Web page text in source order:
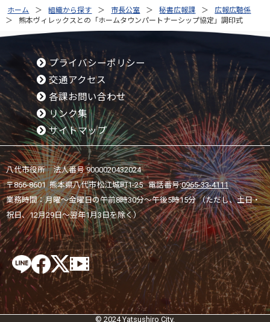
ホーム 組織から探す 市長公室 秘書広報課
広報広聴係
熊本ヴィレックスとの「ホームタウンパートナーシップ協定」調印式
プライバシーポリシー
交通アクセス
各課お問い合わせ
リンク集
サイトマップ
八代市役所 法人番号 9000020432024
〒866-8601 熊本県八代市松江城町1-25 電話番号:0965-33-4111
業務時間：月曜～金曜日の午前8時30分～午後5時15分 （ただし、土日・
祝日、12月29日～翌年1月3日を除く）
© 2024 Yatsushiro City.